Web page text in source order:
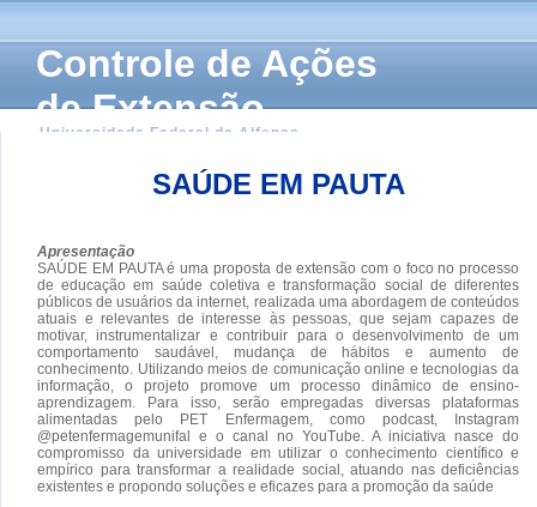
Controle de Ações
de Extensão
Universidade Federal de Alfenas
SAÚDE EM PAUTA
Apresentação
SAÚDE EM PAUTA é uma proposta de extensão com o foco no processo
de educação em saúde coletiva e transformação social de diferentes
públicos de usuários da internet, realizada uma abordagem de conteúdos
atuais e relevantes de interesse às pessoas, que sejam capazes de
motivar, instrumentalizar e contribuir para o desenvolvimento de um
comportamento saudável, mudança de hábitos e aumento de
conhecimento. Utilizando meios de comunicação online e tecnologias da
informação, o projeto promove um processo dinâmico de ensino-
aprendizagem. Para isso, serão empregadas diversas plataformas
alimentadas pelo PET Enfermagem, como podcast, Instagram
@petenfermagemunifal e o canal no YouTube. A iniciativa nasce do
compromisso da universidade em utilizar o conhecimento científico e
empírico para transformar a realidade social, atuando nas deficiências
existentes e propondo soluções e eficazes para a promoção da saúde